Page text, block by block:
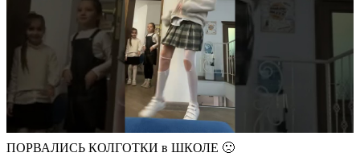
ПОРВАЛИСЬ КОЛГОТКИ в ШКОЛЕ 🙁